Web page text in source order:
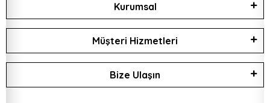
Kurumsal
Müşteri Hizmetleri
Bize Ulaşın